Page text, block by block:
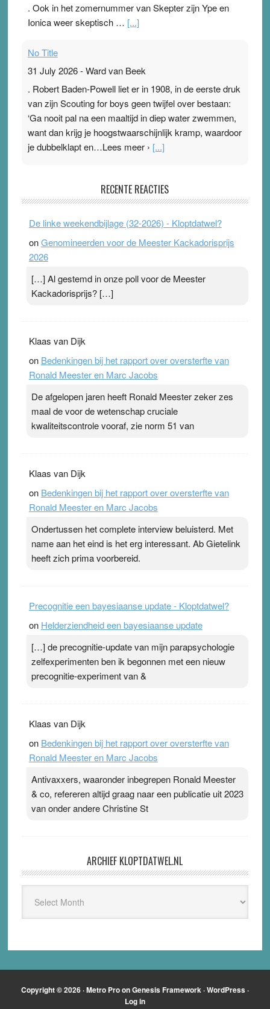
. Ook in het zomernummer van Skepter zijn Ype en
Ionica weer skeptisch … [...]
No Title
31 July 2026-Ward van Beek
. Robert Baden-Powell liet er in 1908, in de eerste druk
van zijn Scouting for boys geen twijfel over bestaan:
‘Ga nooit pal na een maaltijd in diep water zwemmen,
want dan krijg je hoogstwaarschijnlijk kramp, waardoor
je dubbelklapt en…Lees meer › [...]
Ward van Beek
topsporters. Ze hopen ermee hun hartslag te verlagen
terwijl ze meer zuurstof opnemen. Daarop heeft zo’n
pleister geen effect. Maar het gevoel ‘makkelijker te
Pleisterplakkers in de topspsort › [...]
RECENTE REACTIES
De linke weekendbijlage (32-2026) - Kloptdatwel?
onGenomineerden voor de Meester Kackadorisprijs
2026
[…] Al gestemd in onze poll voor de Meester
Kackadorisprijs? […]
Klaas van Dijk
on Bedenkingen bij het rapport over oversterfte van
Ronald Meester en Marc Jacobs
De afgelopen jaren heeft Ronald Meester zeker zes
maal de voor de wetenschap cruciale
kwaliteitscontrole vooraf, zie norm 51 van
Klaas van Dijk
on Bedenkingen bij het rapport over oversterfte van
Ronald Meester en Marc Jacobs
Ondertussen het complete interview beluisterd. Met
name aan het eind is het erg interessant. Ab Gietelink
heeft zich prima voorbereid.
Precognitie een bayesiaanse update - Kloptdatwel?
on Helderziendheid een bayesiaanse update
[…] de precognitie-update van mijn parapsychologie
zelfexperimenten ben ik begonnen met een nieuw
precognitie-experiment van &
Klaas van Dijk
on Bedenkingen bij het rapport over oversterfte van
Ronald Meester en Marc Jacobs
Antivaxxers, waaronder inbegrepen Ronald Meester
& co, refereren altijd graag naar een publicatie uit 2023
van onder andere Christine St
ARCHIEF KLOPTDATWEL.NL
Kloptdatwel.nl
Copyright © 2026 ·Metro ProonGenesis Framework ·WordPress ·
Log in